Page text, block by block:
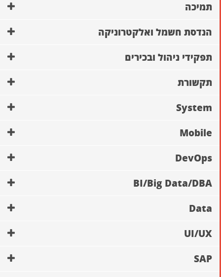
תמיכה
הנדסת חשמל ואלקטרוניקה
תפקידי ניהול ובכירים
תקשורת
System
Mobile
DevOps
BI/Big Data/DBA
Data
UI/UX
SAP